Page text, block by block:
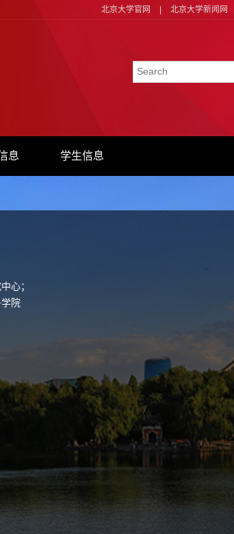
北京大学官网 北京大学新闻网
息 学生信息
心；
院